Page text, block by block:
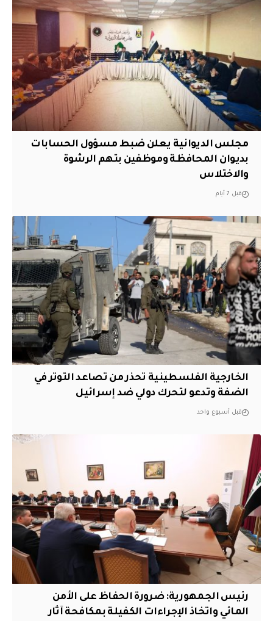
مجلس الديوانية يعلن ضبط مسؤول الحسابات
بديوان المحافظة وموظفين بتهم الرشوة
والاختلاس
قبل 7 أيام
الخارجية الفلسطينية تحذر من تصاعد التوتر في
الضفة وتدعو لتحرك دولي ضد إسرائيل
قبل أسبوع واحد
رئيس الجمهورية: ضرورة الحفاظ على الأمن
المائي واتخاذ الإجراءات الكفيلة بمكافحة آثار